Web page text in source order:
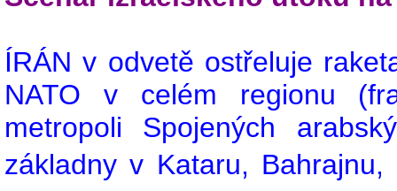
ÍRÁN v odvetě ostřeluje
NATO v celém regionu
metropoli Spojených
základny v Kataru,